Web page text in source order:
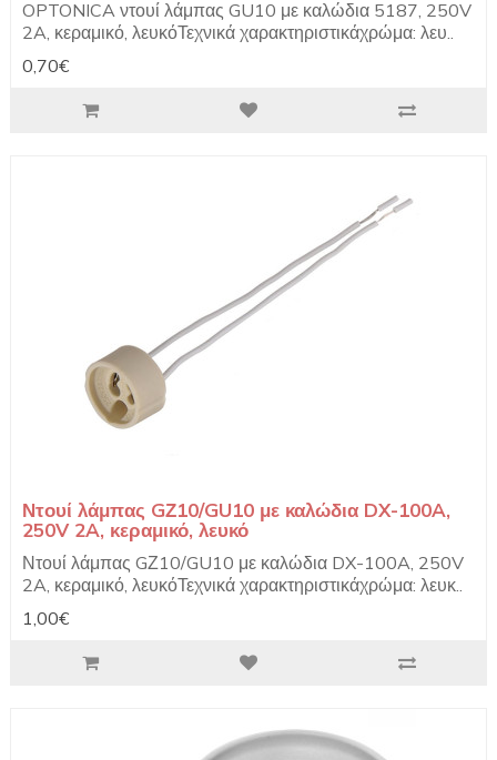
OPTONICA ντουί λάμπας GU10 με καλώδια 5187, 250V
2A, κεραμικό, λευκόΤεχνικά χαρακτηριστικάχρώμα: λευ..
0,70€
Ντουί λάμπας GΖ10/GU10 με καλώδια DX-100A,
250V 2A, κεραμικό, λευκό
Ντουί λάμπας GΖ10/GU10 με καλώδια DX-100A, 250V
2A, κεραμικό, λευκόΤεχνικά χαρακτηριστικάχρώμα: λευκ..
1,00€